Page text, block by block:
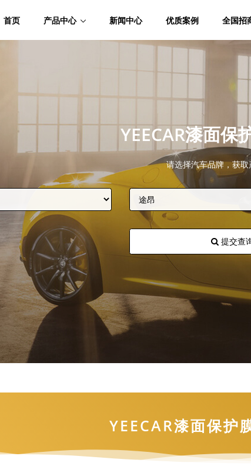
首页 产品中心 新闻中心 优质案例 全国招
YEECAR漆面保
请选择汽车品牌，获
提交查
YEECAR漆面保护